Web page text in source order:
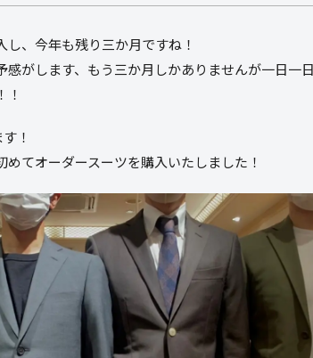
、今年も残り三か月ですね！
がします、もう三か月しかありませんが一日一日
！
！
てオーダースーツを購入いたしました！